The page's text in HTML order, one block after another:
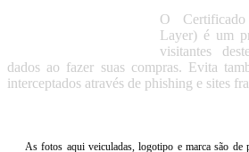
O
Layer) é um
visitantes
dados ao fazer suas compras. Evita
interceptados através de phishing e sites
As fotos aqui veiculadas, logotipo e marca são de